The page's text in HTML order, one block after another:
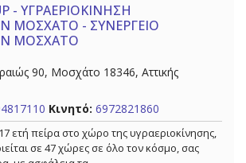
- ΥΓΡΑΕΡΙΟΚΙΝΗΣΗ
ΜΟΣΧΑΤΟ - ΣΥΝΕΡΓΕΙΟ
ΜΟΣΧΑΤΟ
90, Μοσχάτο 18346, Αττικής
Κινητό: 6972821860
ετή πείρα στο χώρο της υγραεριοκίνησης,
σε 47 χώρες σε όλο τον κόσμο, σας